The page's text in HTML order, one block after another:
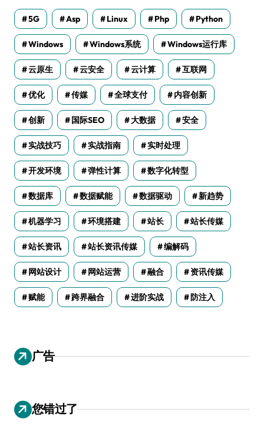
5G Asp Linux Php Python
Windows Windows系统 Windows运行库
云原生 云安全 云计算 互联网
优化 传媒 全球支付 内容创新
创新 国际SEO 大数据 安全
实战技巧 实战指南 实时处理
开发环境 弹性计算 数字化转型
数据库 数据赋能 数据驱动 新趋势
机器学习 环境搭建 站长 站长传媒
站长资讯 站长资讯传媒 编解码
网站设计 网站运营 融合 资讯传媒
赋能 跨界融合 进阶实战 防注入
广告
您错过了